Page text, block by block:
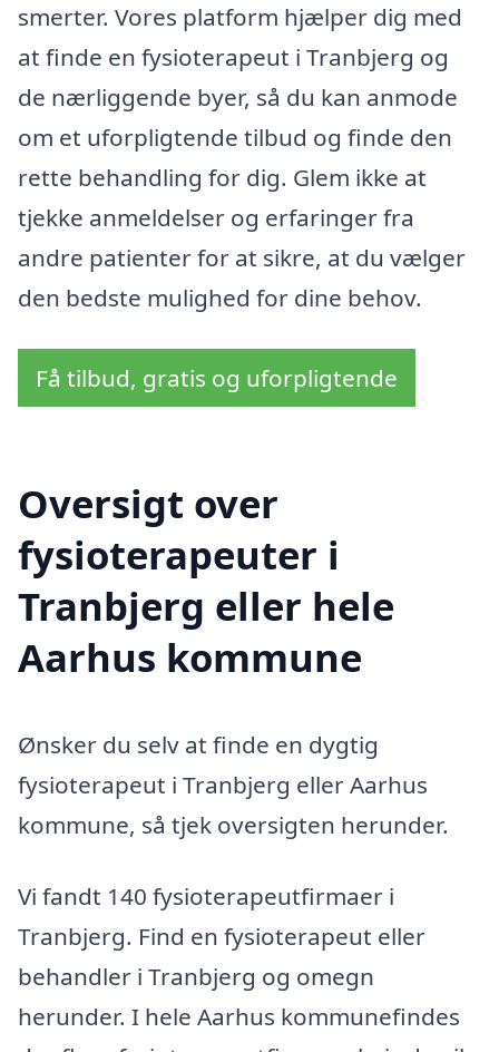
smerter. Vores platform hjælper dig med
at finde en fysioterapeut i Tranbjerg og
de nærliggende byer, så du kan anmode
om et uforpligtende tilbud og finde den
rette behandling for dig. Glem ikke at
tjekke anmeldelser og erfaringer fra
andre patienter for at sikre, at du vælger
den bedste mulighed for dine behov.
Få tilbud, gratis og uforpligtende
Oversigt over
fysioterapeuter i
Tranbjerg eller hele
Aarhus kommune
Ønsker du selv at finde en dygtig
fysioterapeut i Tranbjerg eller Aarhus
kommune, så tjek oversigten herunder.
Vi fandt 140 fysioterapeutfirmaer i
Tranbjerg. Find en fysioterapeut eller
behandler i Tranbjerg og omegn
herunder. I hele Aarhus kommunefindes